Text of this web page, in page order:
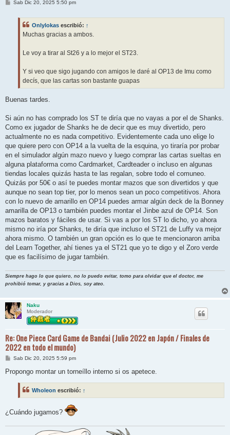
MSab Dic 20, 2025 5:50 pm
Onlylokas escribió: ↑
Muchas gracias a ambos.
Le voy a tirar al St26 y a lo mejor el ST23.
Y si veo que sigo jugando con amigos le daré al OP13 de Imu como
decís, que las cartas son bastante guapas
Buenas tardes.
Si aún no has comprado los ST te diría que no vayas a por el de Shanks.
Como ex jugador de Shanks he de decir que es muy divertido, pero
actualmente no es nada competitivo. Evidentemente cada uno elige lo
que quiere pero con OP14 a la vuelta de la esquina, yo tiraría por probar
en el simulador algún mazo nuevo y luego comprar las cartas sueltas en
alguna plataforma como Cardmarket, Cardteader o incluso en algunas
tiendas locales quizás hasta te las regalan, sobre todo el comuneo.
Quizás por 50€ o así te puedes montar mazos que son divertidos y que
aunque no sean top tier, por lo menos sean un poco competitivos. Ahora
con lo nuevo de amarillo en OP14 puedes armar algún deck de la Bonney
amarilla de OP13 o también puedes montar el Jinbe azul de OP14. Son
mazos baratos y fáciles de usar. Si vas a por los ST lo dicho, yo ahora
mismo no iría por Shanks, te diría que incluso el ST21 de Luffy va mejor
ahora mismo. O también un gran opción es lo que te mencionaron arriba
del Learn Together, ahí tienes ya el ST21 que yo te digo y el Zoro verde
que es facilísimo de jugar también.
Siempre hago lo que quiero, no lo puedo evitar, tomo para olvidar que el doctor, me
prohibió tomar, y gracias a Dios, soy ateo.
Naku
Moderador
Re: One Piece Card Game de Bandai (Julio 2022 en Japón / Finales de
2022 en todo el mundo)
M
n
Sab Dic 20, 2025 5:59 pm
Propongo montar un torneíllo interno si os apetece.
Wholeon escribió: ↑
¿Cuándo jugamos?